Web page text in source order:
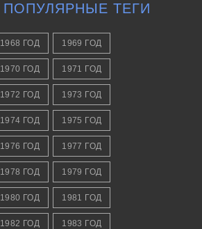
ПОПУЛЯРНЫЕ ТЕГИ
1968 ГОД 1969 ГОД
1970 ГОД 1971 ГОД
1972 ГОД 1973 ГОД
1974 ГОД 1975 ГОД
1976 ГОД 1977 ГОД
1978 ГОД 1979 ГОД
1980 ГОД 1981 ГОД
1982 ГОД 1983 ГОД